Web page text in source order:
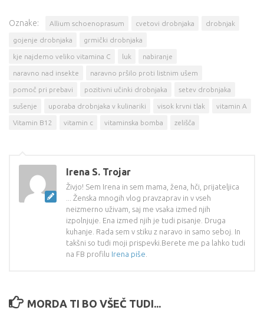
Oznake: Allium schoenoprasum cvetovi drobnjaka drobnjak
gojenje drobnjaka grmički drobnjaka
kje najdemo veliko vitamina C luk nabiranje
naravno nad insekte naravno pršilo proti listnim ušem
pomoč pri prebavi pozitivni učinki drobnjaka setev drobnjaka
sušenje uporaba drobnjaka v kulinariki visok krvni tlak vitamin A
Vitamin B12 vitamin c vitaminska bomba zelišča
Irena S. Trojar
Živjo! Sem Irena in sem mama, žena, hči, prijateljica
... Ženska mnogih vlog pravzaprav in v vseh
neizmerno uživam, saj me vsaka izmed njih
izpolnjuje. Ena izmed njih je tudi pisanje. Druga
kuhanje. Rada sem v stiku z naravo in samo seboj. In
takšni so tudi moji prispevki.Berete me pa lahko tudi
na FB profilu Irena piše
MORDA TI BO VŠEČ TUDI...